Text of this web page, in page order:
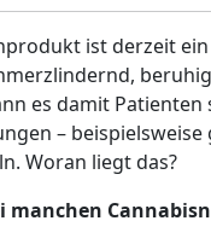
ist derzeit
es damit
–
Woran liegt das?
manchen